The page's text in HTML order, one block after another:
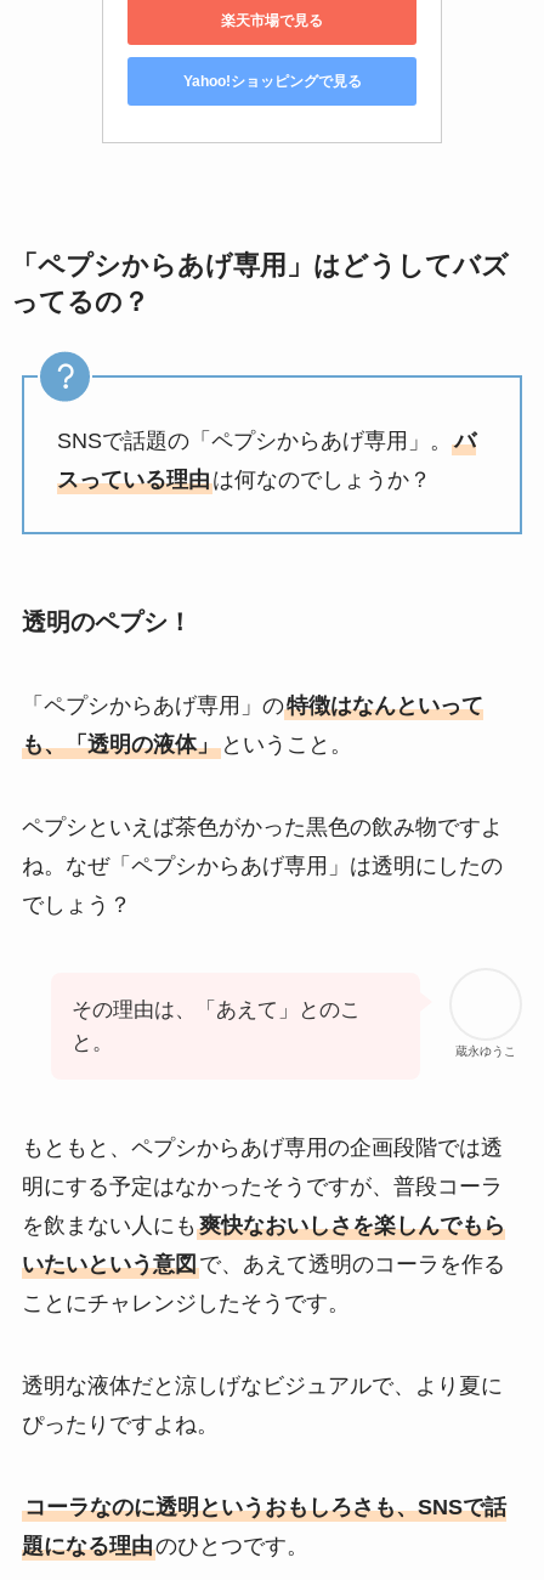
楽天市場で見る
Yahoo!ショッピングで見る
「ペプシからあげ専用」はどうしてバズ
ってるの？
SNSで話題の「ペプシからあげ専用」。 バ
スっている理由は何なのでしょうか？
透明のペプシ！
「ペプシからあげ専用」の特徴はなんといって
も、「透明の液体」ということ。
ペプシといえば茶色がかった黒色の飲み物ですよ
ね。なぜ「ペプシからあげ専用」は透明にしたの
でしょう？
蔵永ゆうこ
その理由は、「あえて」とのこ
と。
もともと、ペプシからあげ専用の企画段階では透
明にする予定はなかったそうですが、普段コーラ
を飲まない人にも 爽快なおいしさを楽しんでもら
いたいという意図で、あえて透明のコーラを作る
ことにチャレンジしたそうです。
透明な液体だと涼しげなビジュアルで、より夏に
ぴったりですよね。
コーラなのに透明というおもしろさも、SNSで話
題になる理由のひとつです。